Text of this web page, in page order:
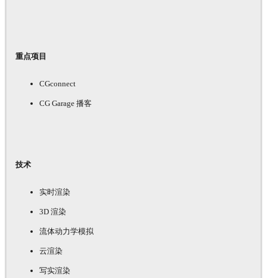
重点项目
CGconnect
CG Garage 播客
技术
实时渲染
3D 渲染
流体动力学模拟
云渲染
写实渲染